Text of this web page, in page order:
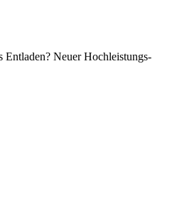
Entladen? Neuer Hochleistungs-